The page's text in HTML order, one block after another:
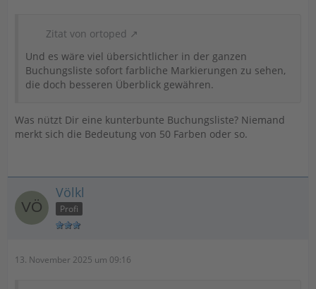
Zitat von ortoped
Und es wäre viel übersichtlicher in der ganzen
Buchungsliste sofort farbliche Markierungen zu sehen,
die doch besseren Überblick gewähren.
Was nützt Dir eine kunterbunte Buchungsliste? Niemand
merkt sich die Bedeutung von 50 Farben oder so.
Völkl
Profi
13. November 2025 um 09:16